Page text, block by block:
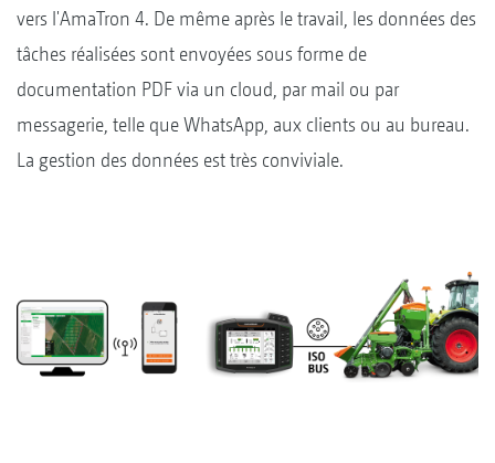
vers l'AmaTron 4. De même après le travail, les données des
tâches réalisées sont envoyées sous forme de
documentation PDF via un cloud, par mail ou par
messagerie, telle que WhatsApp, aux clients ou au bureau.
La gestion des données est très conviviale.